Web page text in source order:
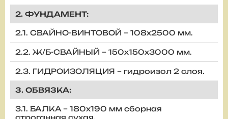
2. ФУНДАМЕНТ:
2.1. СВАЙНО-ВИНТОВОЙ – 108х2500 мм.
2.2. Ж/Б-СВАЙНЫЙ – 150х150х3000 мм.
2.3. ГИДРОИЗОЛЯЦИЯ – гидроизол 2 слоя.
3. ОБВЯЗКА:
3.1. БАЛКА – 180х190 мм сборная
строганная сухая.